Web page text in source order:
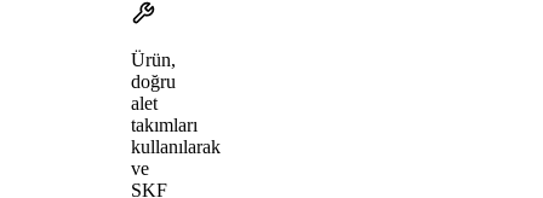
Ürün,
doğru
alet
takımları
kullanılarak
ve
SKF